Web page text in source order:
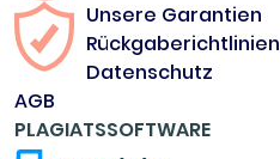
Unsere Garantien
Rückgaberichtlinien
Datenschutz
AGB
PLAGIATSSOFTWARE